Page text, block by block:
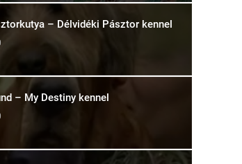
– Délvidéki Pásztor kennel
– My Destiny kennel